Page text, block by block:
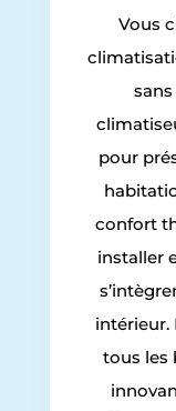
Vous
pour
confort
installer
intérieur.
tous les